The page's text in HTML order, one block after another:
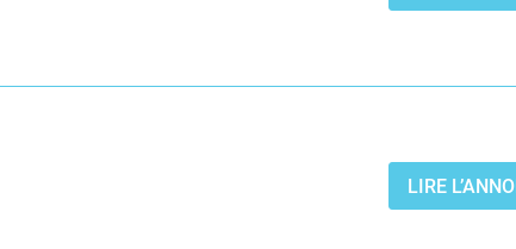
LIRE